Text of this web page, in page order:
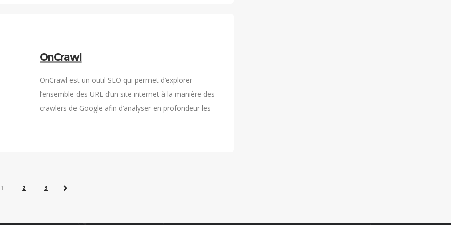
OnCrawl
OnCrawl est un outil SEO qui permet d’explorer
l’ensemble des URL d’un site internet à la manière des
crawlers de Google afin d’analyser en profondeur les
1 2 3 SUIVANT